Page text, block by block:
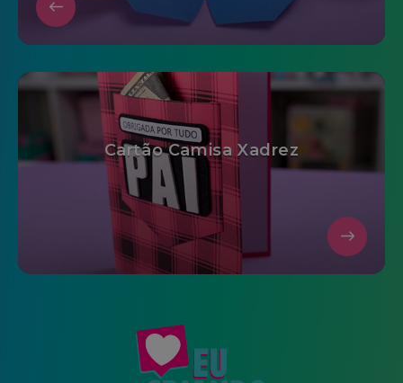
Cartão Camisa Xadrez